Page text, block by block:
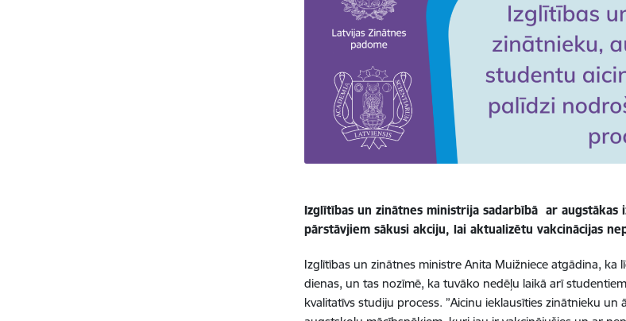
Izglītības un zinātnes ministrija sadarbībā ar augstākas
pārstāvjiem sākusi akciju, lai aktualizētu vakcinācijas
Izglītības un zinātnes ministre Anita Muižniece atgādina,
dienas, un tas nozīmē, ka tuvāko nedēļu laikā arī
kvalitatīvs studiju process. ”Aicinu ieklausīties zinātnieku